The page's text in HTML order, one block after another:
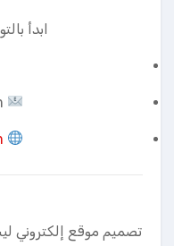
ابدأ
تصميم موقع إلكتروني